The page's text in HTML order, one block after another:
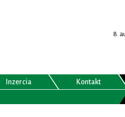
8.
Inzercia Kontakt